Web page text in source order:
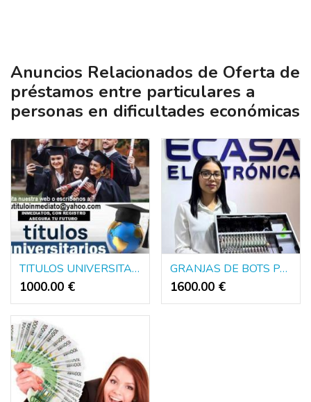
Anuncios Relacionados de Oferta de
préstamos entre particulares a
personas en dificultades económicas
TITULOS UNIVERSITARIOS DE EUROPA Y AMERICA
1000.00 €
GRANJAS DE BOTS PARA DINERO PUBLICIDAD Y POLITICA
1600.00 €